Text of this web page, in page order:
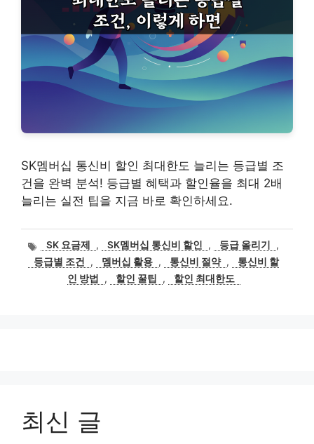
SK멤버십 통신비 할인 최대한도 늘리는 등급별 조
건을 완벽 분석! 등급별 혜택과 할인율을 최대 2배
늘리는 실전 팁을 지금 바로 확인하세요.
태
그
SK 요금제 , SK멤버십 통신비 할인 , 등급 올리기
,
등급별 조건
, 멤버십 활용 , 통신비 절약 ,
통신비 할
인 방법
, 할인 꿀팁 , 할인 최대한도
최신 글